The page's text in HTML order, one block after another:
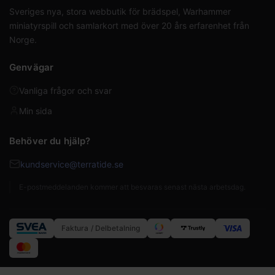
Sveriges nya, stora webbutik för brädspel, Warhammer
miniatyrspill och samlarkort med över 20 års erfarenhet från
Norge.
Genvägar
Vanliga frågor och svar
Min sida
Behöver du hjälp?
kundservice@terratide.se
Faktura / Delbetalning